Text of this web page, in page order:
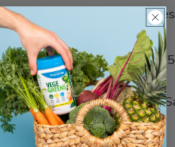
Santé des
femmes
Adultes
Stack &
15%